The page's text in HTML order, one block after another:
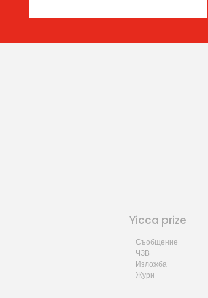
Yicca prize
- Съобщение
- ЧЗВ
- Изложба
- Жури